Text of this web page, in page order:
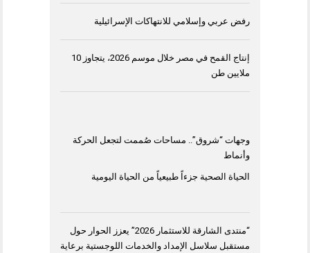
رفض عربي وإسلامي للانتهاكات الإسرائيلية
إنتاج القمح في مصر خلال موسم 2026، يتجاوز 10
ملايين طن
وجهات “شروق”.. مساحات صُممت لتجعل الحركة
وأنماط
الحياة الصحية جزءاً طبيعياً من الحياة اليومية
“منتدى الشارقة للاستثمار 2026” يعزز الحوار حول
مستقبل سلاسل الإمداد والخدمات اللوجستية برعاية